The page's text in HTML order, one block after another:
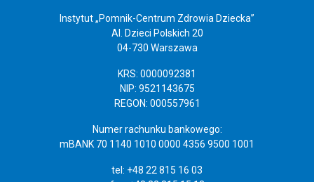
Instytut „Pomnik-Centrum Zdrowia Dziecka”
Al. Dzieci Polskich 20
04-730 Warszawa
KRS: 0000092381
NIP: 9521143675
REGON: 000557961
Numer rachunku bankowego:
mBANK 70 1140 1010 0000 4356 9500 1001
tel: +48 22 815 16 03